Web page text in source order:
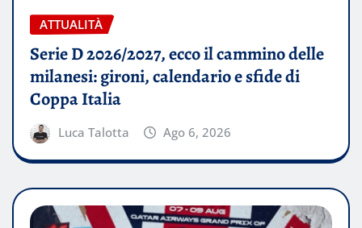
ATTUALITÀ
Serie D 2026/2027, ecco il cammino delle
milanesi: gironi, calendario e sfide di
Coppa Italia
Luca Talotta Ago 6, 2026